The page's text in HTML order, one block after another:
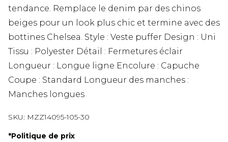
tendance. Remplace le denim par des chinos
beiges pour un look plus chic et termine avec des
bottines Chelsea. Style : Veste puffer Design : Uni
Tissu : Polyester Détail : Fermetures éclair
Longueur : Longue ligne Encolure : Capuche
Coupe : Standard Longueur des manches :
Manches longues
SKU: MZZ14095-105-30
*Politique de prix